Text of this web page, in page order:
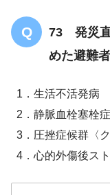
他県に
て、新しい友人が
新しい環
73 発災直
めた避難
1．生活不活発病
2．静脈血栓塞栓症
3．圧挫症候群〈
4．心的外傷後ス